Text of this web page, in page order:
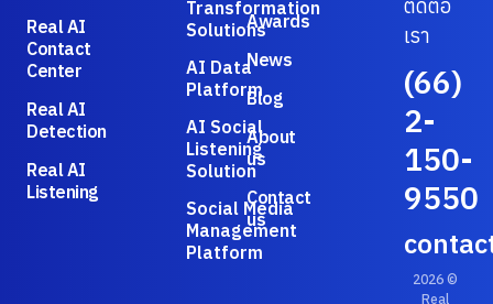
ติดต่อ
เรา
(66)
2-
150-
9550
2026 ©
Real
Real AI
Contact
Center
Real AI
Detection
Real AI
Listening
Transformation
Solutions
AI Data
Platform
AI Social
Listening
Solution
Social Media
Management
Platform
Awards
News
Blog
About
us
Contact
us